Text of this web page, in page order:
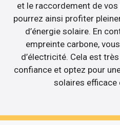
et le raccordement de
pourrez ainsi profiter
d’énergie solaire. En
empreinte carbone,
d’électricité. Cela est
confiance et optez pour
solaires efficace